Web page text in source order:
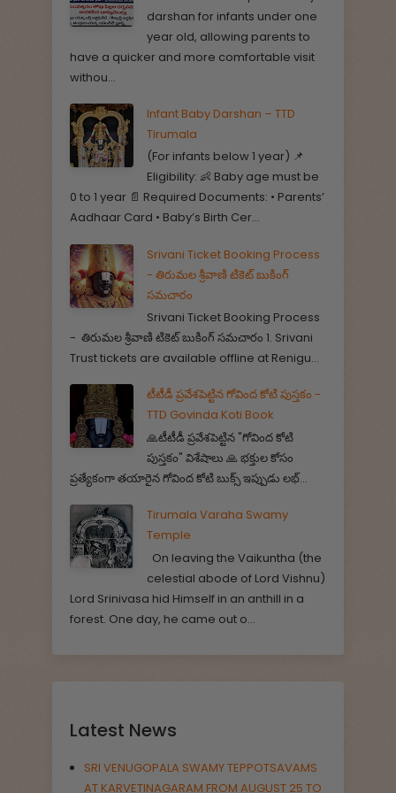
darshan for infants under one
year old, allowing parents to
have a quicker and more comfortable visit
withou...
Infant Baby Darshan – TTD
Tirumala
(For infants below 1 year) 📌
Eligibility: 👶 Baby age must be
0 to 1 year 📄 Required Documents: • Parents’
Aadhaar Card • Baby’s Birth Cer...
Srivani Ticket Booking Process
- తిరుమల శ్రీవాణి టికెట్ బుకింగ్
సమచారం
Srivani Ticket Booking Process
- తిరుమల శ్రీవాణి టికెట్ బుకింగ్ సమచారం 1. Srivani
Trust tickets are available offline at Renigu...
టీటీడీ ప్రవేశపెట్టిన గోవింద కోటి పుస్తకం -
TTD Govinda Koti Book
🙏టీటీడీ ప్రవేశపెట్టిన "గోవింద కోటి
పుస్తకం" విశేషాలు 🙏 భక్తుల కోసం
ప్రత్యేకంగా తయారైన గోవింద కోటి బుక్స్ ఇప్పుడు లభ్...
Tirumala Varaha Swamy
Temple
On leaving the Vaikuntha (the
celestial abode of Lord Vishnu)
Lord Srinivasa hid Himself in an anthill in a
forest. One day, he came out o...
Latest News
SRI VENUGOPALA SWAMY TEPPOTSAVAMS
AT KARVETINAGARAM FROM AUGUST 25 TO